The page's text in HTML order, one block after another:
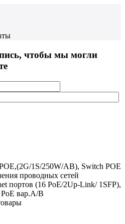
чтобы мы могли
1S/250W/AB), Switch POE
проводных сетей
портов (16 PoE/2Up-Link/ 1SFP),
вар.A/B